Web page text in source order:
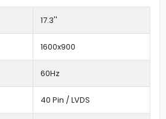
17.3''
1600x900
60Hz
40 Pin / LVDS